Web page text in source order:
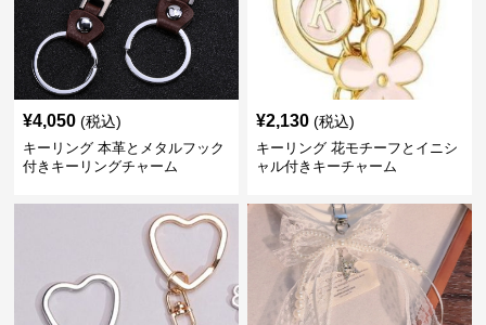
¥4,050 (税込)
キーリング 本革とメタルフック
付きキーリングチャーム
¥2,130 (税込)
キーリング 花モチーフとイニシ
ャル付きキーチャーム